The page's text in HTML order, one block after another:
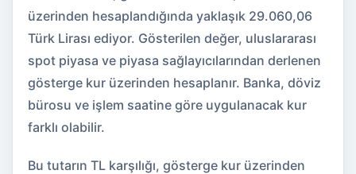
üzerinden hesaplandığında yaklaşık 29.060,06
Türk Lirası ediyor. Gösterilen değer, uluslararası
spot piyasa ve piyasa sağlayıcılarından derlenen
gösterge kur üzerinden hesaplanır. Banka, döviz
bürosu ve işlem saatine göre uygulanacak kur
farklı olabilir.
Bu tutarın TL karşılığı, gösterge kur üzerinden